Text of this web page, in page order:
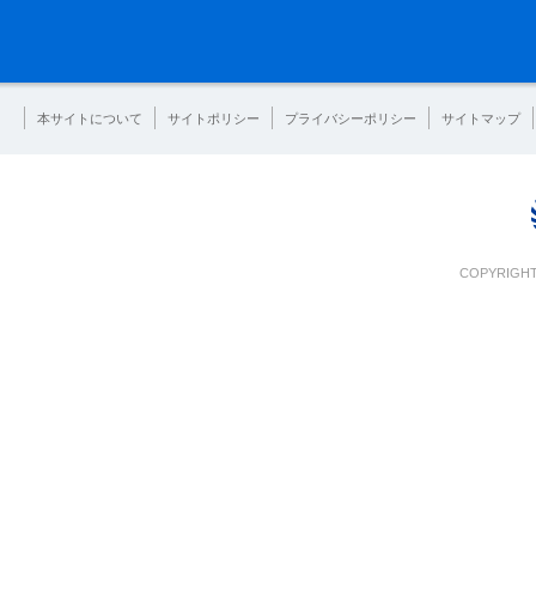
本サイトについて サイトポリシー プライバシーポリシー サイトマップ